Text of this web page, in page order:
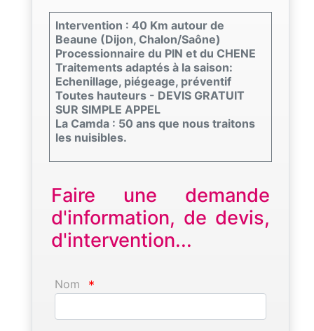
Intervention : 40 Km autour de
Beaune (Dijon, Chalon/Saône)
Processionnaire du PIN et du CHENE
Traitements adaptés à la saison:
Echenillage, piégeage, préventif
Toutes hauteurs - DEVIS GRATUIT
SUR SIMPLE APPEL
La Camda : 50 ans que nous traitons
les nuisibles.
Faire une demande
d'information, de devis,
d'intervention...
Nom *